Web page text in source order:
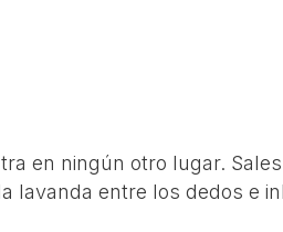
en ningún otro lugar.
lavanda entre los dedos e